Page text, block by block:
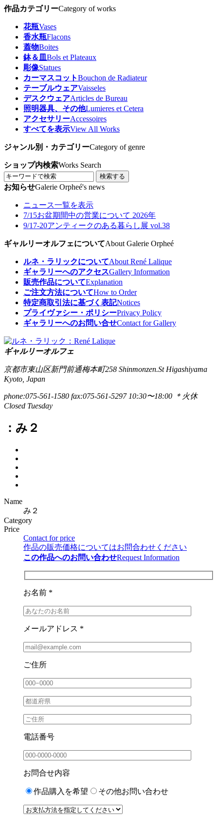
作品カテゴリーCategory of works
花瓶Vases
香水瓶Flacons
蓋物Boites
鉢＆皿 Bols et Plateaux
彫像Statues
カーマスコットBouchon de Radiateur
テーブルウェアVaisseles
デスクウェアArticles de Bureau
照明器具、その他Lumieres et Cetera
アクセサリーAccessoires
すべてを表示View All Works
ジャンル別・カテゴリーCategory of genre
ショップ内検索Works Search
検索する
お知らせGalerie Orpheé's news
ニュース一覧を表示
7/15お盆期間中の営業について 2026年
9/17-20アンティークのある暮らし展 vol.38
ギャルリーオルフェについてAbout Galerie Orpheé
ルネ・ラリックについてAbout René Lalique
ギャラリーへのアクセスGallery Information
販売作品についてExplanation
ご注文方法についてHow to Order
特定商取引法に基づく表記Notices
プライヴァシー・ポリシーPrivacy Policy
ギャラリーへのお問い合せContact for Gallery
ギャルリーオルフェ
京都市東山区新門前通梅本町258 Shinmonzen.St Higashiyama
Kyoto, Japan
phone:075-561-1580 fax:075-561-5297 10:30〜18:00 ＊火休
Closed Tuesday
：み２
Name
み２
Category
Price
Contact for price
作品の販売価格についてはお問合わせください
この作品へのお問い合わせRequest Information
お名前 *
メールアドレス *
ご住所
電話番号
お問合せ内容
作品購入を希望 その他お問い合わせ